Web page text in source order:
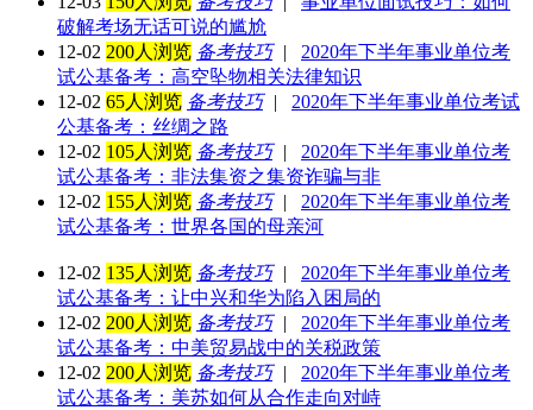
破解考场无话可说的尴尬
12-02 200人浏览 备考技巧|
2020年下半年事业单位考
试公基备考：高空坠物相关法律知识
12-02 65人浏览 备考技巧|
2020年下半年事业单位考试
公基备考：丝绸之路
12-02 105人浏览 备考技巧|
2020年下半年事业单位考
试公基备考：非法集资之集资诈骗与非
12-02 155人浏览 备考技巧|
2020年下半年事业单位考
试公基备考：世界各国的母亲河
12-02 135人浏览 备考技巧|
2020年下半年事业单位考
试公基备考：让中兴和华为陷入困局的
12-02 200人浏览 备考技巧|
2020年下半年事业单位考
试公基备考：中美贸易战中的关税政策
12-02 200人浏览 备考技巧|
2020年下半年事业单位考
试公基备考：美苏如何从合作走向对峙